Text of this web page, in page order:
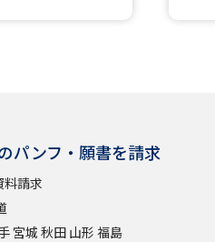
パンフ・願書を請求
料請求
宮城 秋田 山形 福島